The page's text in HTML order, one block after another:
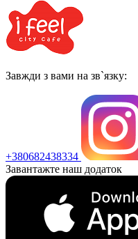
Завжди з вами на зв`язку:
+380682438334
Завантажте наш додаток